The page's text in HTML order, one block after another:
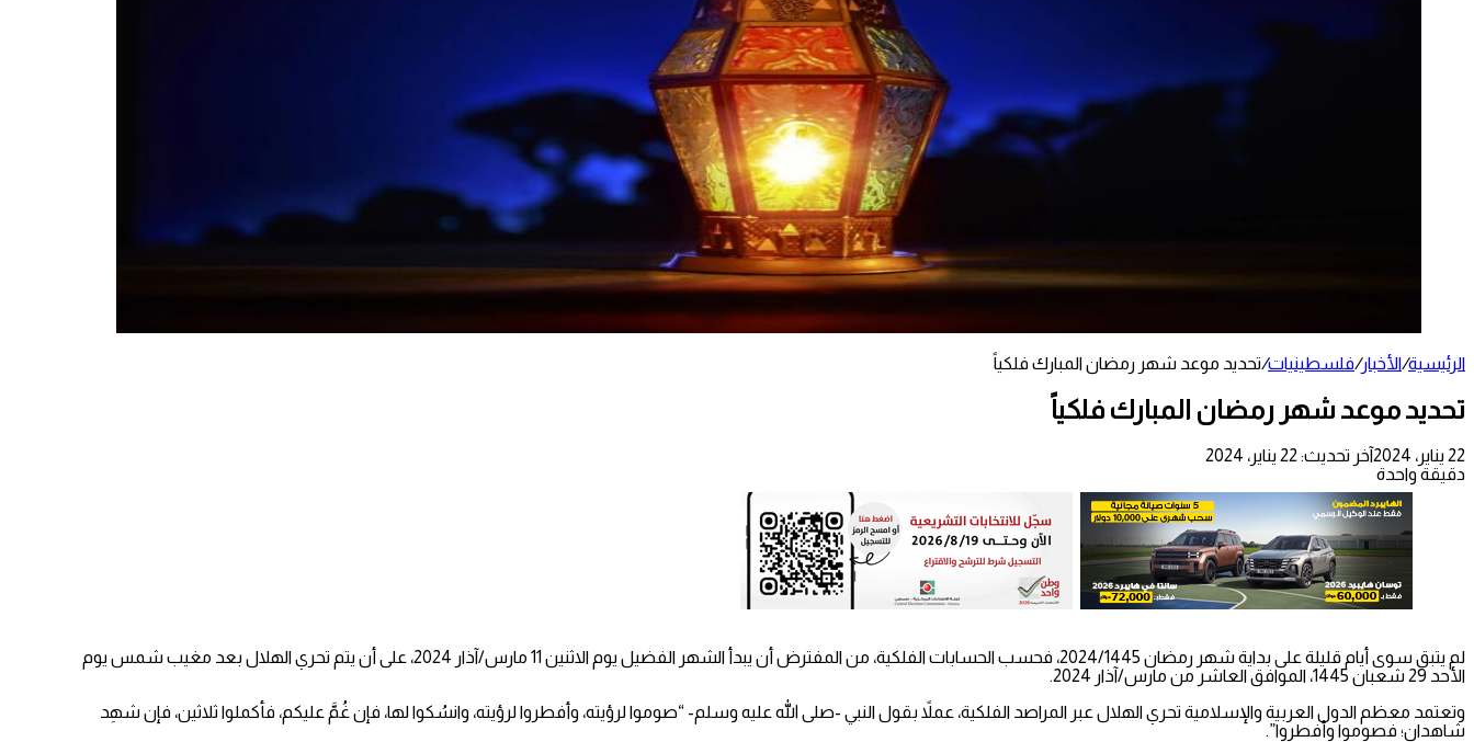
الرئيسية/الأخبار/فلسطينيات/تحديد موعد شهر رمضان المبارك فلكياً
تحديد موعد شهر رمضان المبارك فلكياً
22 يناير، 2024
آخر تحديث: 22 يناير، 2024
دقيقة واحدة
لم يتبق سوى أيام قليلة على بداية شهر رمضان 2024/1445، فحسب الحسابات الفلكية، من المفترض أن يبدأ الشهر الفضيل يوم الاثنين 11 مارس/آذار 2024، على أن يتم تحري الهلال بعد مغيب شمس يوم
الأحد 29 شعبان 1445، الموافق العاشر من مارس/آذار 2024.
وتعتمد معظم الدول العربية والإسلامية تحري الهلال عبر المراصد الفلكية، عملاً بقول النبي -صلى الله عليه وسلم- “صوموا لرؤيته، وأفطروا لرؤيته، وانسُكوا لها، فإن غُمَّ عليكم، فأكملوا ثلاثين، فإن شهِد
شاهدان؛ فصوموا وأفطروا”.